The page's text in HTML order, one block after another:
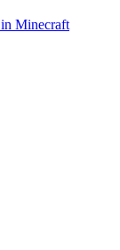
Minecraft